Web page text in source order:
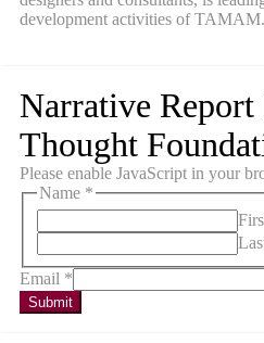
development activities of TAMAM.
Narrative Report
Thought
Please enable JavaScript in your
Name *
Email *
Submit